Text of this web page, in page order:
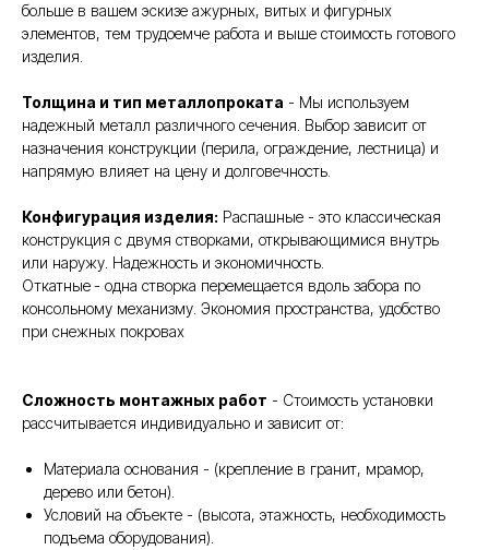
больше в вашем эскизе ажурных, витых и фигурных
элементов, тем трудоемче работа и выше стоимость готового
изделия.
Толщина и тип металлопроката - Мы используем
надежный металл различного сечения. Выбор зависит от
назначения конструкции (перила, ограждение, лестница) и
напрямую влияет на цену и долговечность.
Конфигурация изделия: Распашные - это классическая
конструкция с двумя створками, открывающимися внутрь
или наружу. Надежность и экономичность.
Откатные- одна створка перемещается вдоль забора по
консольному механизму. Экономия пространства, удобство
при снежных покровах
Сложность монтажных работ - Стоимость установки
рассчитывается индивидуально и зависит от:
Материала основания - (крепление в гранит, мрамор,
дерево или бетон).
Условий на объекте - (высота, этажность, необходимость
подъема оборудования).